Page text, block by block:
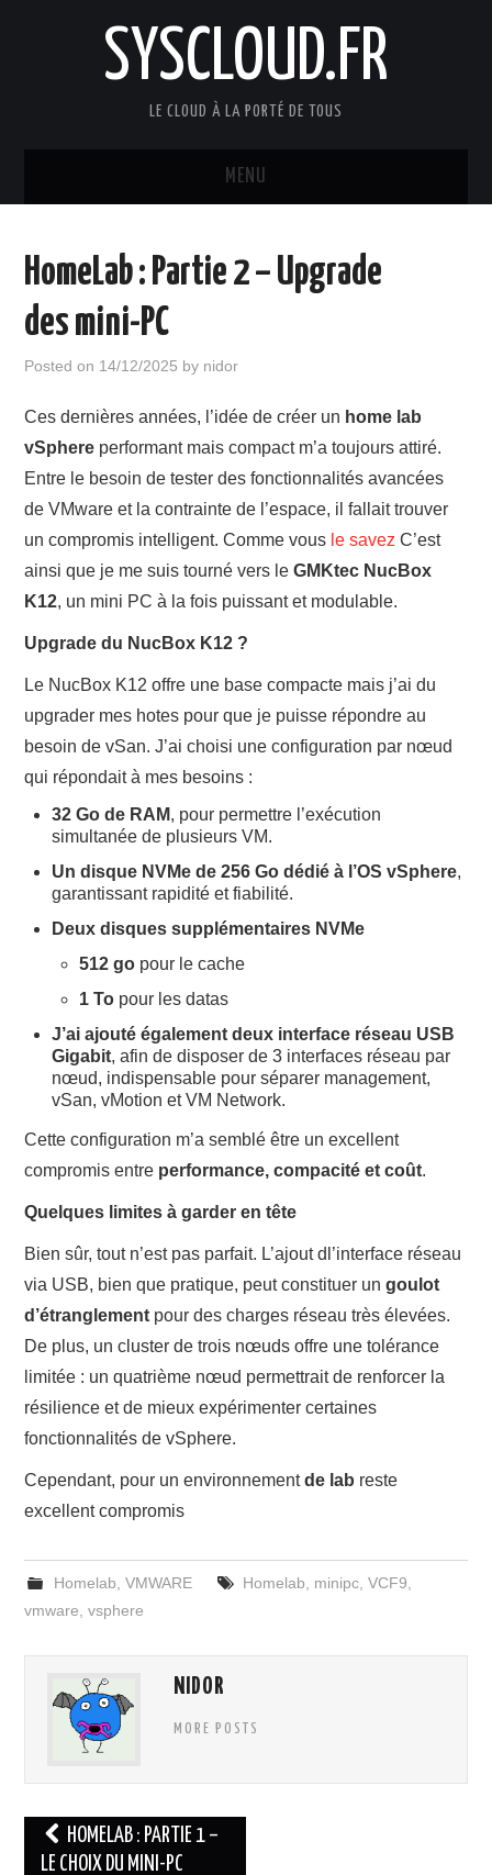
SYSCLOUD.FR
LE CLOUD À LA PORTÉ DE TOUS
MENU
VMWARE
VDI
CLOUD
TOOLS
HomeLab : Partie 2 – Upgrade
des mini-PC
Posted on 14/12/2025 by nidor
Ces dernières années, l’idée de créer un home lab
vSphere performant mais compact m’a toujours attiré.
Entre le besoin de tester des fonctionnalités avancées
de VMware et la contrainte de l’espace, il fallait trouver
un compromis intelligent. Comme vous le savez C’est
ainsi que je me suis tourné vers leGMKtec NucBox
K12, un mini PC à la fois puissant et modulable.
Upgrade du NucBox K12 ?
Le NucBox K12 offre une base compacte mais j’ai du
upgrader mes hotes pour que je puisse répondre au
besoin de vSan. J’ai choisi une configuration par nœud
qui répondait à mes besoins :
32 Go de RAM, pour permettre l’exécution
simultanée de plusieurs VM.
Un disque NVMe de 256 Go dédié à l’OS vSphere,
garantissant rapidité et fiabilité.
Deux disques supplémentaires NVMe
512 go pour le cache
1 To pour les datas
J’ai ajouté également deux interface réseau USB
Gigabit, afin de disposer de 3 interfaces réseau par
nœud, indispensable pour séparer management,
vSan, vMotion et VM Network.
Cette configuration m’a semblé être un excellent
compromis entre performance, compacité et coût.
Quelques limites à garder en tête
Bien sûr, tout n’est pas parfait. L’ajout dl’interface réseau
via USB, bien que pratique, peut constituer ungoulot
d’étranglement pour des charges réseau très élevées.
De plus, un cluster de trois nœuds offre une tolérance
limitée : un quatrième nœud permettrait de renforcer la
résilience et de mieux expérimenter certaines
fonctionnalités de vSphere.
Cependant, pour un environnementde lab reste
excellent compromis
Homelab VMWARE Homelab minipc, VCF9
vmware ,vsphere
NIDOR
MORE POSTS
Navigation
des
HOMELAB : PARTIE 1 –
LE CHOIX DU MINI-PC